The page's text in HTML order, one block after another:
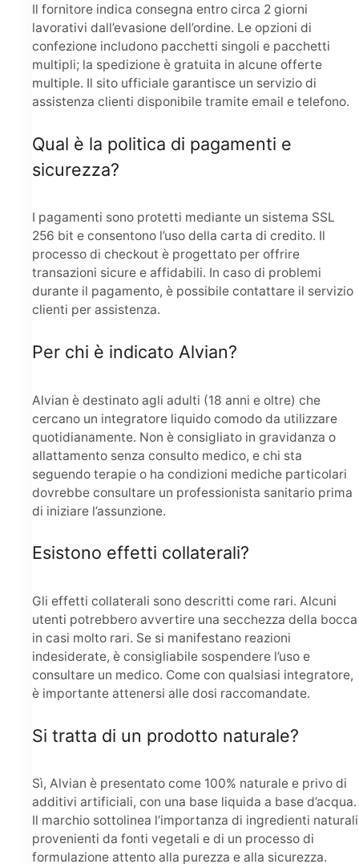
Il fornitore indica consegna entro circa 2 giorni
lavorativi dall’evasione dell’ordine. Le opzioni di
confezione includono pacchetti singoli e pacchetti
multipli; la spedizione è gratuita in alcune offerte
multiple. Il sito ufficiale garantisce un servizio di
assistenza clienti disponibile tramite email e telefono.
Qual è la politica di pagamenti e
sicurezza?
I pagamenti sono protetti mediante un sistema SSL
256 bit e consentono l’uso della carta di credito. Il
processo di checkout è progettato per offrire
transazioni sicure e affidabili. In caso di problemi
durante il pagamento, è possibile contattare il servizio
clienti per assistenza.
Per chi è indicato Alvian?
Alvian è destinato agli adulti (18 anni e oltre) che
cercano un integratore liquido comodo da utilizzare
quotidianamente. Non è consigliato in gravidanza o
allattamento senza consulto medico, e chi sta
seguendo terapie o ha condizioni mediche particolari
dovrebbe consultare un professionista sanitario prima
di iniziare l’assunzione.
Esistono effetti collaterali?
Gli effetti collaterali sono descritti come rari. Alcuni
utenti potrebbero avvertire una secchezza della bocca
in casi molto rari. Se si manifestano reazioni
indesiderate, è consigliabile sospendere l’uso e
consultare un medico. Come con qualsiasi integratore,
è importante attenersi alle dosi raccomandate.
Si tratta di un prodotto naturale?
Sì, Alvian è presentato come 100% naturale e privo di
additivi artificiali, con una base liquida a base d’acqua.
Il marchio sottolinea l’importanza di ingredienti naturali
provenienti da fonti vegetali e di un processo di
formulazione attento alla purezza e alla sicurezza.